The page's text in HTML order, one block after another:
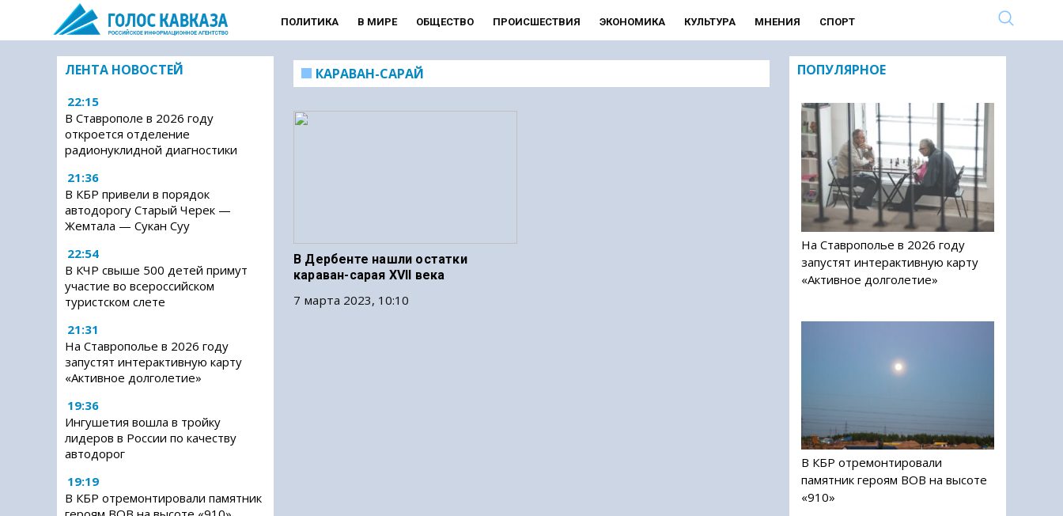
ПОЛИТИКА В МИРЕ ОБЩЕСТВО ПРОИСШЕСТВИЯ ЭКОНОМИКА КУЛЬТУРА МНЕНИЯ СПОРТ
ЛЕНТА НОВОСТЕЙ
22:15
В Ставрополе в 2026 году
откроется отделение
радионуклидной диагностики
21:36
В КБР привели в порядок
автодорогу Старый Черек —
Жемтала — Сукан Суу
22:54
В КЧР свыше 500 детей примут
участие во всероссийском
туристском слете
21:31
На Ставрополье в 2026 году
запустят интерактивную карту
«Активное долголетие»
19:36
Ингушетия вошла в тройку
лидеров в России по качеству
автодорог
19:19
В КБР отремонтировали памятник
КАРАВАН-САРАЙ
В Дербенте нашли остатки
караван-сарая XVII века
7 марта 2023, 10:10
ПОПУЛЯРНОЕ
На Ставрополье в 2026 году
запустят интерактивную карту
«Активное долголетие»
В КБР отремонтировали
памятник героям ВОВ на высоте
«910»